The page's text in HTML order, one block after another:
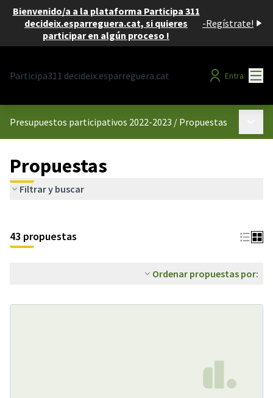
Bienvenido/a a la plataforma Participa 311
decideix.esparreguera.cat, si quieres
participar en algún proceso !
-Regístrate!
Participa311 decideix.esparreguera.cat Entra
Presupuestos participativos 2022-2023 / Propuestas
Propuestas
Filtrar y buscar
43 propuestas
Ordenar propuestas por: